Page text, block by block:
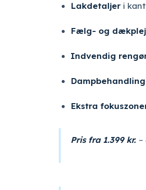
Lakdetaljer i
Fælg- og
Indvendig
Dampbehandling
Ekstra
Pris fra 1.399 kr.–